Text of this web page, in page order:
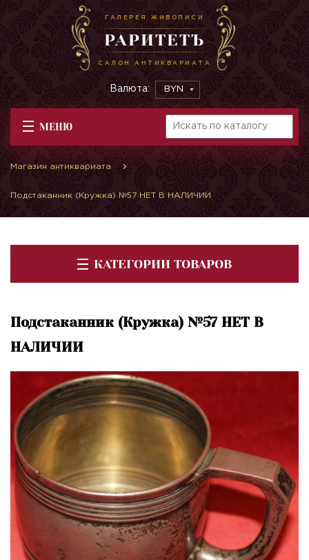
ГАЛЕРЕЯ ЖИВОПИСИ
РАРИТЕТЪ
САЛОН АНТИКВАРИАТА
Валюта: BYN
МЕНЮ
Магазин антиквариата
Подстаканник (Кружка) №57 НЕТ В НАЛИЧИИ
КАТЕГОРИИ ТОВАРОВ
Подстаканник (Кружка) №57 НЕТ В
НАЛИЧИИ